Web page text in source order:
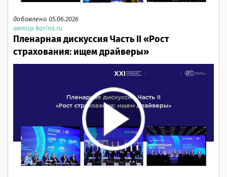
добавлено 05.06.2026
автор korins.ru
Пленарная дискуссия Часть II «Рост
страхования: ищем драйверы»